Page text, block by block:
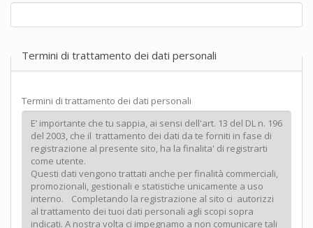
Termini di trattamento dei dati personali
Termini di trattamento dei dati personali